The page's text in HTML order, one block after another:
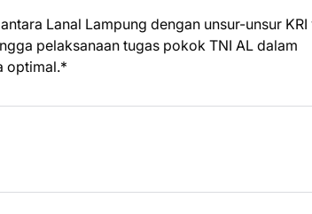
Lanal Lampung dengan unsur-unsur KRI
pelaksanaan tugas pokok TNI AL dalam
optimal.*